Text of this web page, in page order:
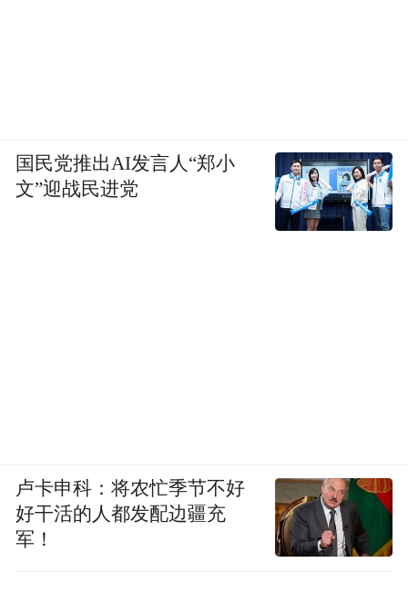
国民党推出AI发言人“郑小
文”迎战民进党
卢卡申科：将农忙季节不好
好干活的人都发配边疆充
军！